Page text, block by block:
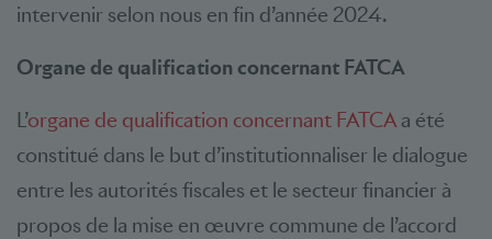
intervenir selon nous en fin d’année 2024.
Organe de qualification concernant FATCA
L’organe de qualification concernant FATCA a été
constitué dans le but d’institutionnaliser le dialogue
entre les autorités fiscales et le secteur financier à
propos de la mise en œuvre commune de l’accord